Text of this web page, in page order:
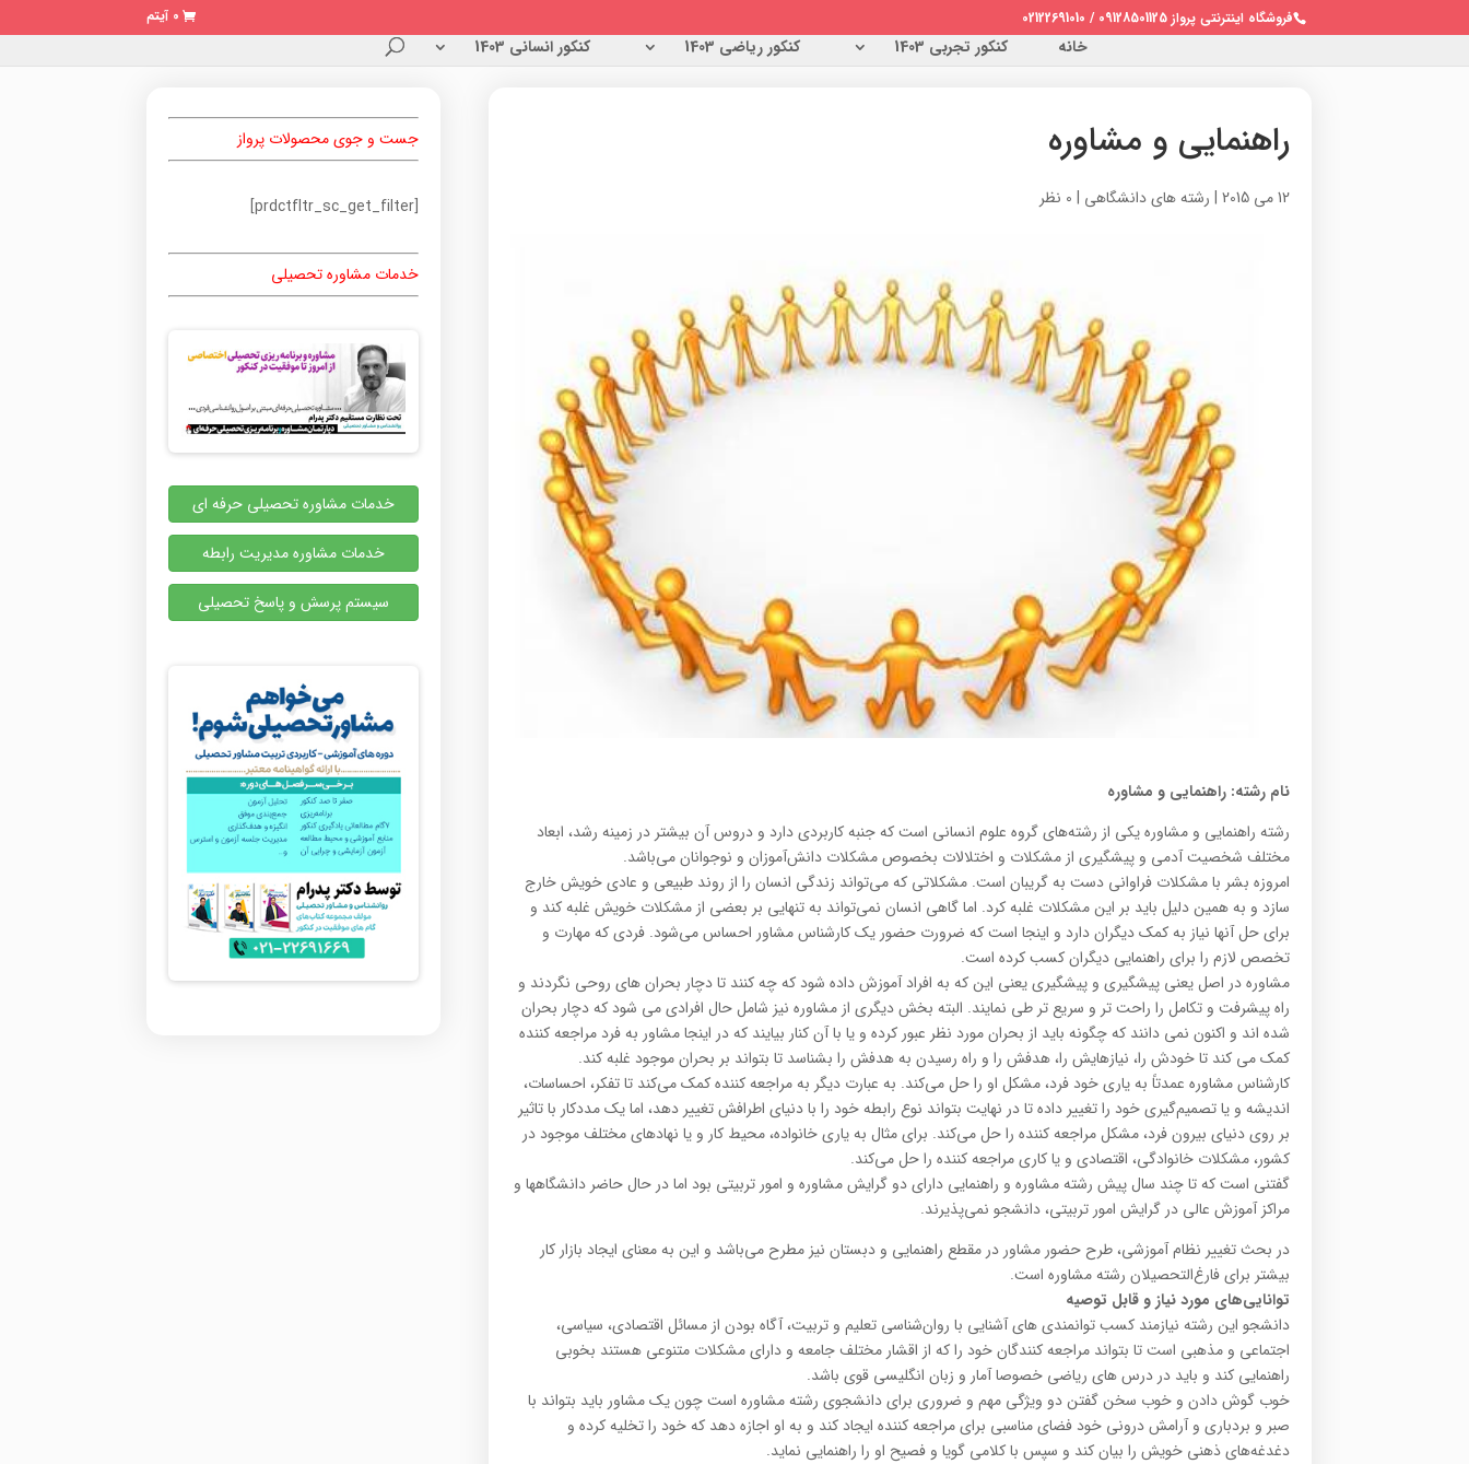
فروشگاه اینترنتی پرواز 09128501125 / 02122691010 0 آیتم
خانه کنکور تجربی 1403 کنکور ریاضی 1403 کنکور انسانی 1403
راهنمایی و مشاوره
12 می 2015 | رشته های دانشگاهی | 0 نظر
نام رشته: راهنمایی و مشاوره
رشته راهنمایی و مشاوره یکی از رشته‌های گروه علوم انسانی است که جنبه‌ کاربردی دارد و دروس آن بیشتر در زمینه رشد، ابعاد
مختلف شخصیت آدمی و پیشگیری از مشکلات و اختلالات بخصوص مشکلات دانش‌آموزان و نوجوانان می‌باشد.
امروزه بشر با مشکلات فراوانی دست به گریبان است. مشکلاتی که می‌تواند زندگی انسان را از روند طبیعی و عادی خویش خارج
سازد و به همین دلیل باید بر این مشکلات غلبه کرد. اما گاهی انسان نمی‌تواند به تنهایی بر بعضی از مشکلات خویش غلبه کند و
برای حل آنها نیاز به کمک دیگران دارد و اینجا است که ضرورت حضور یک کارشناس مشاور احساس می‌شود. فردی که مهارت و
تخصص لازم را برای راهنمایی دیگران کسب کرده است.
مشاوره در اصل یعنی پیشگیری و پیشگیری یعنی این که به افراد آموزش داده شود که چه کنند تا دچار بحران های روحی نگردند و
راه پیشرفت و تکامل را راحت تر و سریع تر طی نمایند. البته بخش دیگری از مشاوره نیز شامل حال افرادی می شود که دچار بحران
شده اند و اکنون نمی دانند که چگونه باید از بحران مورد نظر عبور کرده و یا با آن کنار بیایند که در اینجا مشاور به فرد مراجعه کننده
کمک می کند تا خودش را، نیازهایش را، هدفش را و راه رسیدن به هدفش را بشناسد تا بتواند بر بحران موجود غلبه کند.
کارشناس مشاوره عمدتاً به یاری خود فرد، مشکل او را حل می‌کند. به عبارت دیگر به مراجعه کننده کمک می‌کند تا تفکر، احساسات،
اندیشه و یا تصمیم‌گیری خود را تغییر داده تا در نهایت بتواند نوع رابطه خود را با دنیای اطرافش تغییر دهد، اما یک مددکار با تاثیر
بر روی دنیای بیرون فرد، مشکل مراجعه کننده را حل می‌کند. برای مثال به یاری خانواده، محیط کار و یا نهادهای مختلف موجود در
کشور، مشکلات خانوادگی، اقتصادی و یا کاری مراجعه کننده را حل می‌کند.
گفتنی است که تا چند سال پیش رشته مشاوره و راهنمایی دارای دو گرایش مشاوره و امور تربیتی بود اما در حال حاضر دانشگاهها و
مراکز آموزش عالی در گرایش امور تربیتی، دانشجو نمی‌پذیرند.
در بحث تغییر نظام آموزشی، طرح حضور مشاور در مقطع راهنمایی و دبستان نیز مطرح می‌باشد و این به معنای ایجاد بازار کار
بیشتر برای فارغ‌التحصیلان رشته مشاوره است.
توانایی‌های مورد نیاز و قابل توصیه
دانشجو این رشته نیازمند کسب توانمندی های آشنایی با روان‌شناسی تعلیم و تربیت، آگاه بودن از مسائل اقتصادی، سیاسی،
اجتماعی و مذهبی است تا بتواند مراجعه کنندگان خود را که از اقشار مختلف جامعه و دارای مشکلات متنوعی هستند بخوبی
راهنمایی کند و باید در درس های ریاضی خصوصا آمار و زبان انگلیسی قوی باشد.
خوب گوش دادن و خوب سخن گفتن دو ویژگی مهم و ضروری برای دانشجوی رشته مشاوره است چون یک مشاور باید بتواند با
صبر و بردباری و آرامش درونی خود فضای مناسبی برای مراجعه کننده ایجاد کند و به او اجازه دهد که خود را تخلیه کرده و
دغدغه‌های ذهنی خویش را بیان کند و سپس با کلامی گویا و فصیح او را راهنمایی نماید.
جست و جوی محصولات پرواز
[prdctfltr_sc_get_filter]
خدمات مشاوره تحصیلی
خدمات مشاوره تحصیلی حرفه ای
خدمات مشاوره مدیریت رابطه
سیستم پرسش و پاسخ تحصیلی